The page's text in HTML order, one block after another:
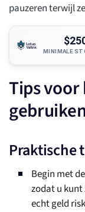
pauzeren terwijl
MINIMALE
Tips voor
Praktische
Begin met
zodat u kunt
echt geld